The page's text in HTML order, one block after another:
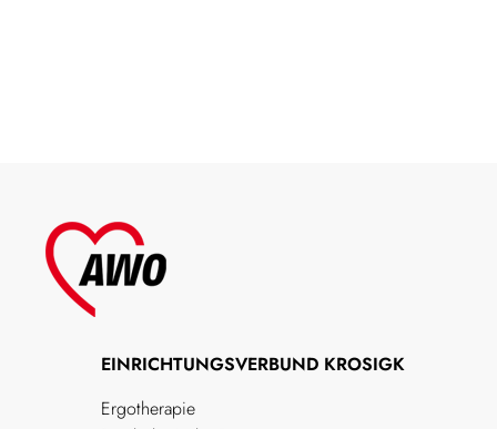
EINRICHTUNGSVERBUND KROSIGK
Ergotherapie